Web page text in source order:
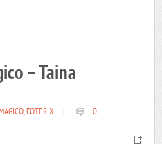
– Taina
,FOTERIX 0